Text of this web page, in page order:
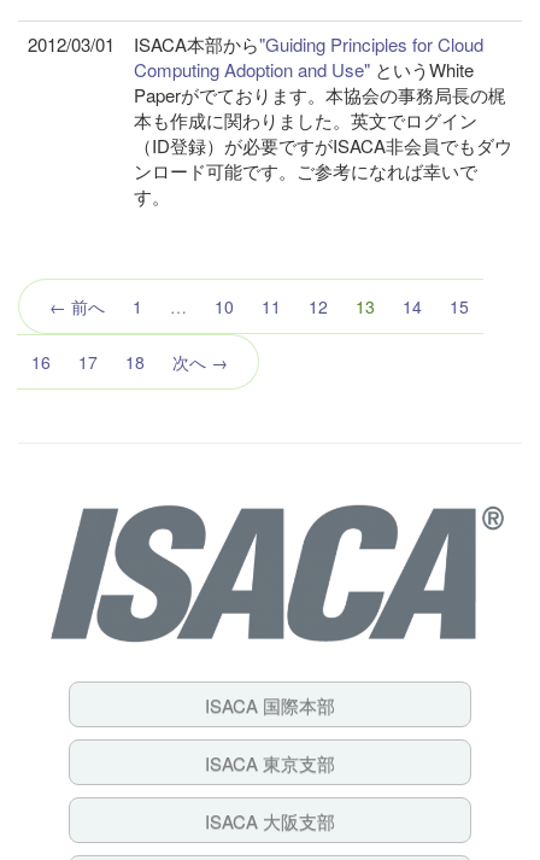
2012/03/01 ISACA本部から"Guiding Principles for Cloud
Computing Adoption and Use" というWhite
Paperがでております。本協会の事務局長の梶
本も作成に関わりました。英文でログイン
（ID登録）が必要ですがISACA非会員でもダウ
ンロード可能です。ご参考になれば幸いで
す。
← 前へ 1 … 10 11 12 13 （こ
の
14 15
16 17 18 次へ →
ISACA 国際本部
ISACA 東京支部
ISACA 大阪支部